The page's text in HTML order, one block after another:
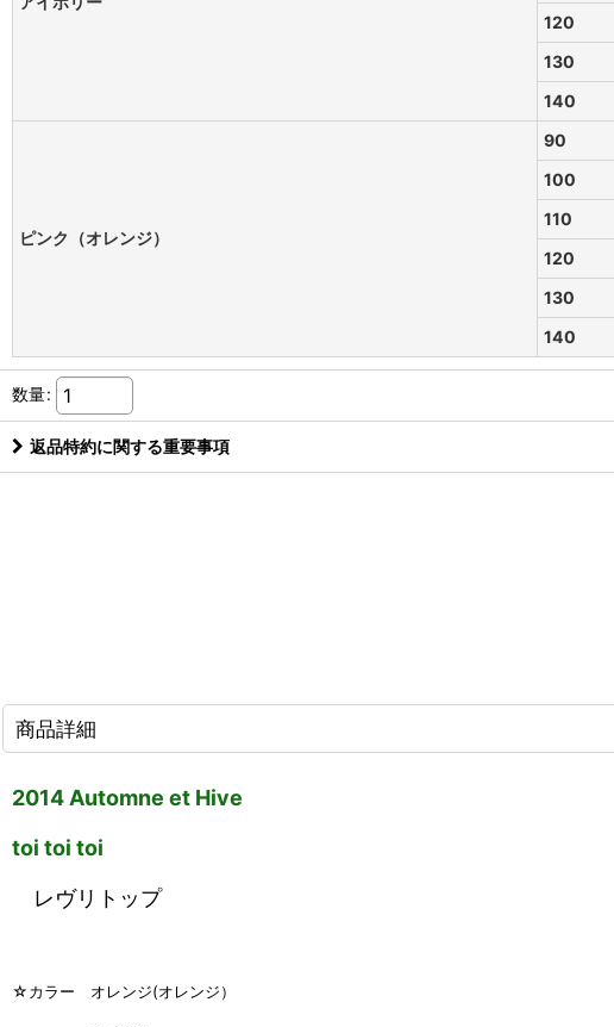
120
130
140
ピンク（オレンジ）
90
100
110
120
130
140
数量:
返品特約に関する重要事項
商品詳細
2014 Automne et Hive
toi toi toi
レヴリトップ
☆カラー オレンジ(オレンジ）